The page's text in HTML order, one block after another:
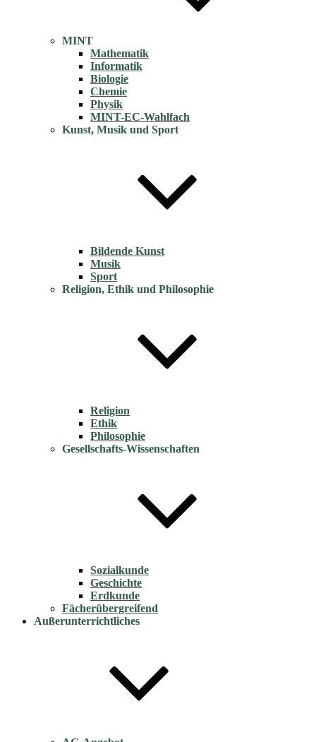
MINT
Mathematik
Informatik
Biologie
Chemie
Physik
MINT-EC-Wahlfach
Kunst, Musik und Sport
Bildende Kunst
Musik
Sport
Religion, Ethik und Philosophie
Religion
Ethik
Philosophie
Gesellschafts-Wissenschaften
Sozialkunde
Geschichte
Erdkunde
Fächerübergreifend
Außerunterrichtliches